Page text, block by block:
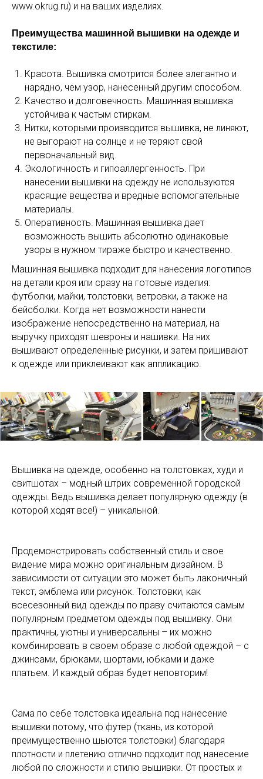
www.okrug.ru) и на ваших изделиях.
Преимущества машинной вышивки на одежде и
текстиле:
Красота. Вышивка смотрится более элегантно и
нарядно, чем узор, нанесенный другим способом.
Качество и долговечность. Машинная вышивка
устойчива к частым стиркам.
Нитки, которыми производится вышивка, не линяют,
не выгорают на солнце и не теряют свой
первоначальный вид.
Экологичность и гипоаллергенность. При
нанесении вышивки на одежду не используются
красящие вещества и вредные вспомогательные
материалы.
Оперативность. Машинная вышивка дает
возможность вышить абсолютно одинаковые
узоры в нужном тираже быстро и качественно.
Машинная вышивка подходит для нанесения логотипов
на детали кроя или сразу на готовые изделия:
футболки, майки, толстовки, ветровки, а также на
бейсболки. Когда нет возможности нанести
изображение непосредственно на материал, на
выручку приходят шевроны и нашивки. На них
вышивают определенные рисунки, и затем пришивают
к одежде или приклеивают как аппликацию.
Вышивка на одежде, особенно на толстовках, худи и
свитшотах – модный штрих современной городской
одежды. Ведь вышивка делает популярную одежду (в
которой ходят все!) – уникальной.
Продемонстрировать собственный стиль и свое
видение мира можно оригинальным дизайном. В
зависимости от ситуации это может быть лаконичный
текст, эмблема или рисунок. Толстовки, как
всесезонный вид одежды по праву считаются самым
популярным предметом одежды под вышивку. Они
практичны, уютны и универсальны – их можно
комбинировать в своем образе с любой одеждой – с
джинсами, брюками, шортами, юбками и даже
платьем. И каждый образ будет неповторим!
Сама по себе толстовка идеальна под нанесение
вышивки потому, что футер (ткань, из которой
преимущественно шьются толстовки) благодаря
плотности и плетению отлично подходит под нанесение
любой по сложности и стилю вышивки. От простых и